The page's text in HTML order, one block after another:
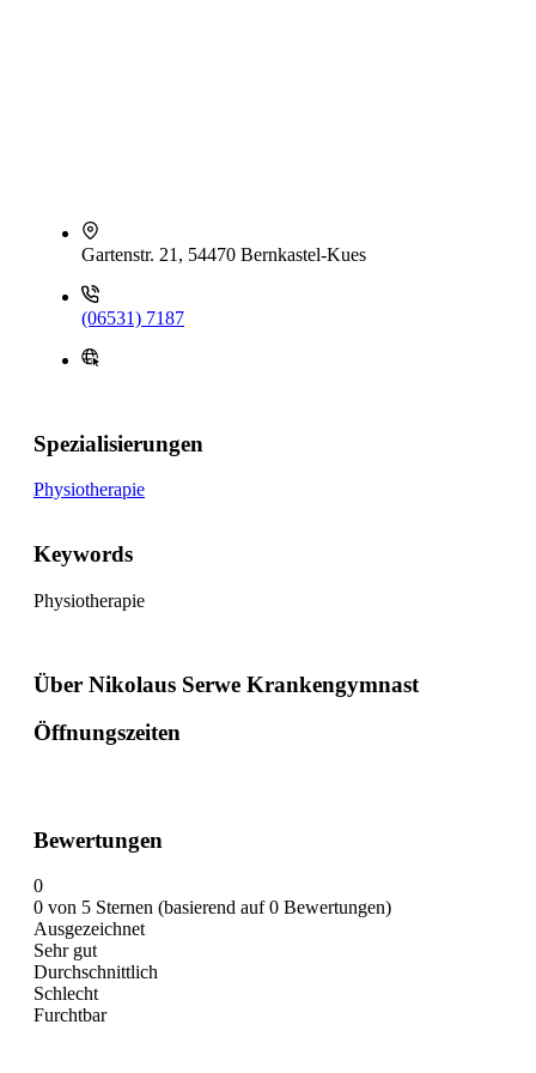
Gartenstr. 21, 54470 Bernkastel-Kues
(06531) 7187
Spezialisierungen
Physiotherapie
Keywords
Physiotherapie
Über Nikolaus Serwe Krankengymnast
Öffnungszeiten
Bewertungen
0
0 von 5 Sternen (basierend auf 0 Bewertungen)
Ausgezeichnet
Sehr gut
Durchschnittlich
Schlecht
Furchtbar